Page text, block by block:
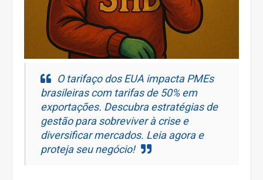
O tarifaço dos EUA impacta PMEs
brasileiras com tarifas de 50% em
exportações. Descubra estratégias de
gestão para sobreviver à crise e
diversificar mercados. Leia agora e
proteja seu negócio!